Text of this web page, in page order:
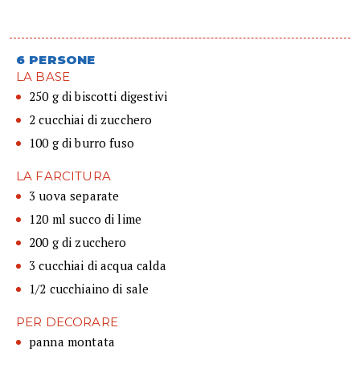
6 PERSONE
LA BASE
250 g di biscotti digestivi
2 cucchiai di zucchero
100 g di burro fuso
LA FARCITURA
3 uova separate
120 ml succo di lime
200 g di zucchero
3 cucchiai di acqua calda
1/2 cucchiaino di sale
PER DECORARE
panna montata